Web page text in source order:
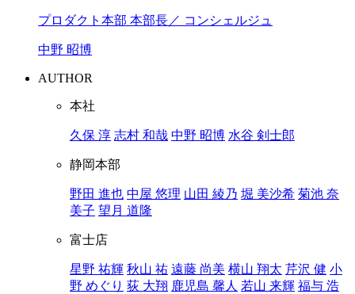
プロダクト本部 本部長／ コンシェルジュ
中野 昭博
AUTHOR
本社
久保 淳 志村 和哉 中野 昭博 水谷 剣士郎
静岡本部
野田 進也 中屋 悠理 山田 綾乃 堀 美沙希 菊池 奈
美子 望月 道隆
富士店
星野 祐輝 秋山 祐 遠藤 尚美 横山 翔太 芹沢 健 小
野 めぐり 荻 大翔 鹿児島 馨人 若山 来輝 福与 浩